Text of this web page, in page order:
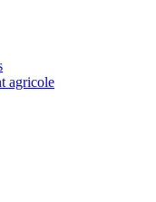
agricole